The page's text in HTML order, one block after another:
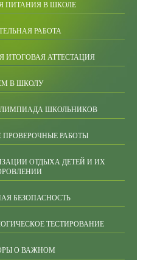
ПИТАНИЯ В ШКОЛЕ
РАБОТА
ИТОГОВАЯ АТТЕСТАЦИЯ
В ШКОЛУ
ШКОЛЬНИКОВ
ПРОВЕРОЧНЫЕ РАБОТЫ
ОТДЫХА ДЕТЕЙ И ИХ
БЕЗОПАСНОСТЬ
ТЕСТИРОВАНИЕ
О ВАЖНОМ